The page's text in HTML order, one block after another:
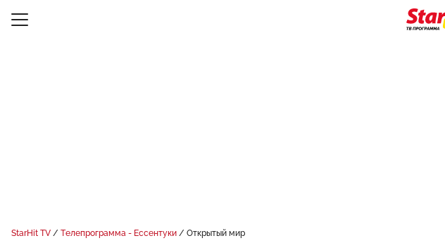
StarHit TV Телепрограмма - Ессентуки Открытый мир